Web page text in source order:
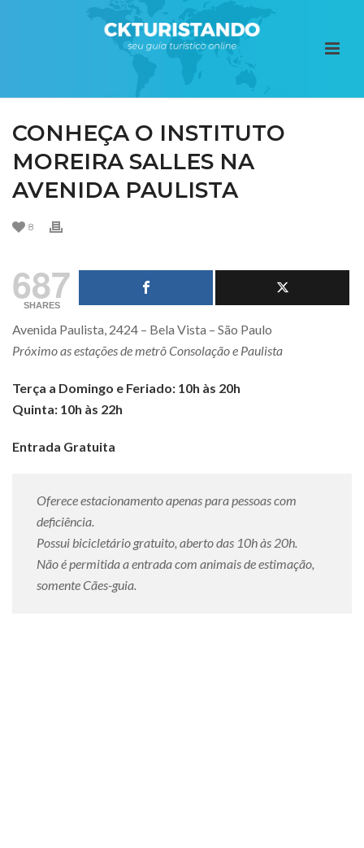
CONHEÇA O INSTITUTO
MOREIRA SALLES NA
AVENIDA PAULISTA
8
687
SHARES
Avenida Paulista, 2424 – Bela Vista – São Paulo
Próximo as estações de metrô Consolação e Paulista
Terça a Domingo e Feriado: 10h às 20h
Quinta: 10h às 22h
Entrada Gratuita
Oferece estacionamento apenas para pessoas com
deficiência.
Possui bicicletário gratuito, aberto das 10h às 20h.
Não é permitida a entrada com animais de estimação,
somente Cães-guia.